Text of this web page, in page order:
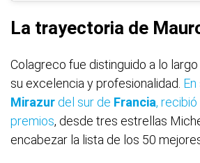
La trayectoria de
Colagreco fue distinguido a lo
su excelencia y profesionalidad.
Mirazur del sur de Francia,
premios, desde tres estrellas
encabezar la lista de los 50